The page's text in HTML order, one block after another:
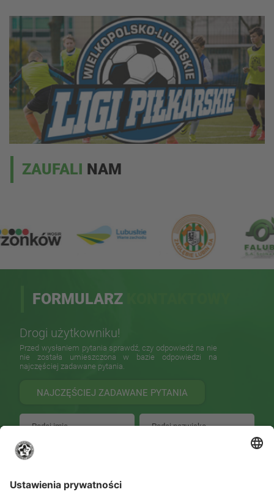
ZAUFALI NAM
FORMULARZ
Drogi użytkowniku!
Przed wysłaniem pytania sprawdź, czy odpowiedź na nie
nie została umieszczona w bazie odpowiedzi na
najczęściej zadawane pytania.
NAJCZĘŚCIEJ ZADAWANE PYTANIA